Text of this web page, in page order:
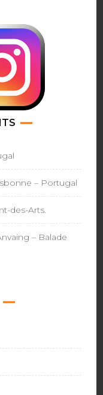
– Portugal
des-Arts.
– Balade